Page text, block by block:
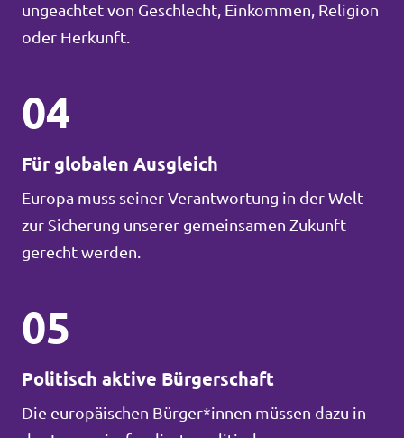
ungeachtet von Geschlecht, Einkommen, Religion
oder Herkunft.
04
Für globalen Ausgleich
Europa muss seiner Verantwortung in der Welt
zur Sicherung unserer gemeinsamen Zukunft
gerecht werden.
05
Politisch aktive Bürgerschaft
Die europäischen Bürger*innen müssen dazu in